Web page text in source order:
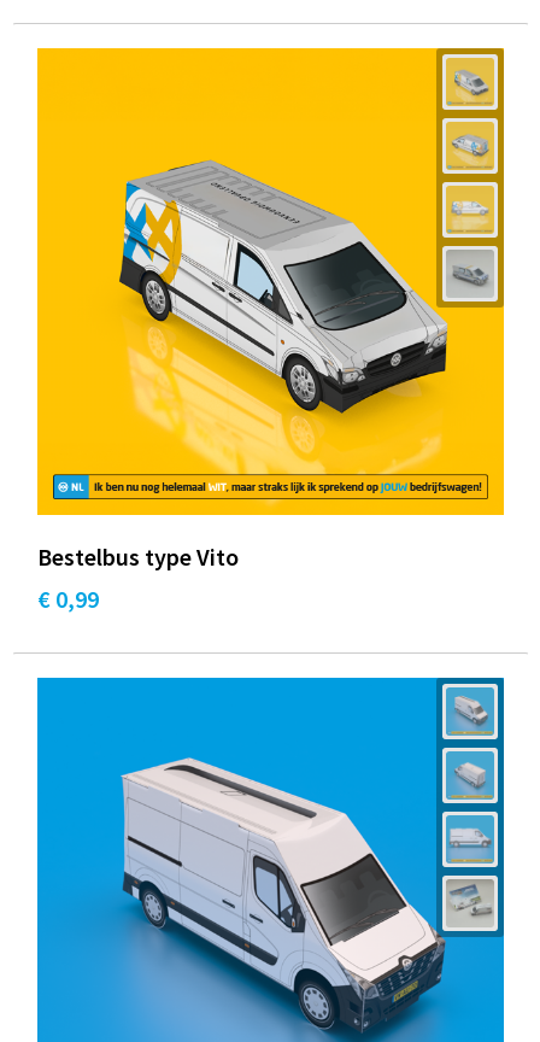
Bestelbus type Vito
€ 0,99